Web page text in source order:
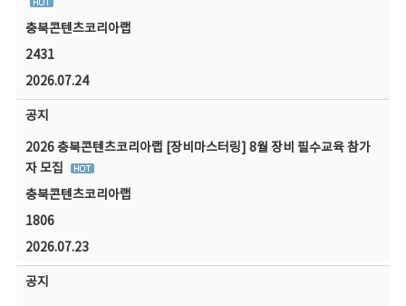
충북콘텐츠코리아랩
2431
2026.07.24
공지
2026 충북콘텐츠코리아랩 [장비마스터링] 8월 장비 필수교육 참가
자 모집
충북콘텐츠코리아랩
1806
2026.07.23
공지